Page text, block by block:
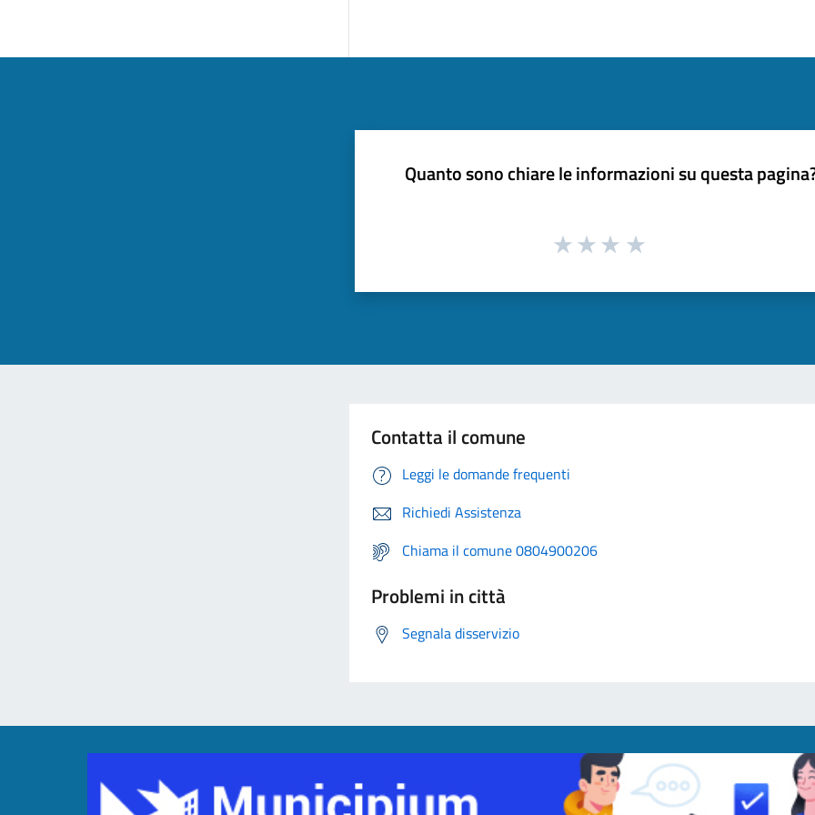
Quanto sono chiare le informazioni su questa
Contatta il comune
Leggi le domande frequenti
Richiedi Assistenza
Chiama il comune 0804900206
Problemi in città
Segnala disservizio